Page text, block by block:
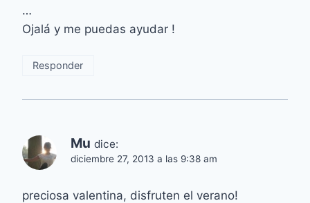
…
Ojalá y me puedas ayudar !
Responder
Mu dice:
diciembre 27, 2013 a las 9:38 am
preciosa valentina, disfruten el verano!